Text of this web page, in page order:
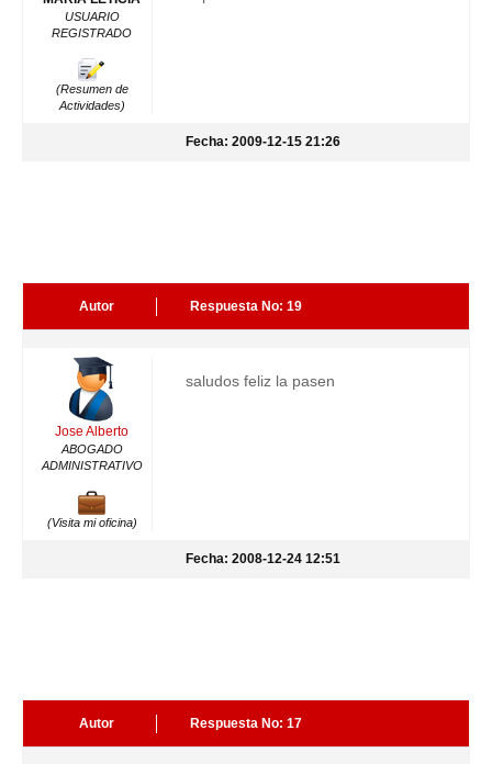
USUARIO
REGISTRADO
(Resumen de
Actividades)
Fecha: 2009-12-15 21:26
Autor Respuesta No: 19
Jose Alberto
ABOGADO
ADMINISTRATIVO
(Visita mi oficina)
saludos feliz la pasen
Fecha: 2008-12-24 12:51
Autor Respuesta No: 17